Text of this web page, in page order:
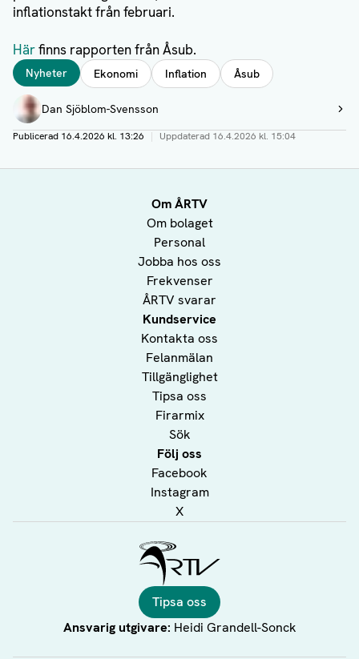
inflationstakt från februari.
Härfinns rapporten från Åsub.
Taggar
Nyheter Ekonomi Inflation Åsub
Författare
Dan Sjöblom-Svensson
Visa profil
Publicerad 16.4.2026 kl. 13:26 | Uppdaterad 16.4.2026 kl. 15:04
Om ÅRTV
Om bolaget
Personal
Jobba hos oss
Frekvenser
ÅRTV svarar
Kundservice
Kontakta oss
Felanmälan
Tillgänglighet
Tipsa oss
Firarmix
Sök
Följ oss
Facebook
Instagram
X
Tipsa oss
Ansvarig utgivare: Heidi Grandell-Sonck